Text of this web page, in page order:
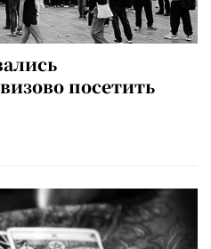
посетить